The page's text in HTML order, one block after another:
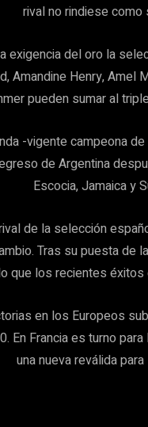
rival no rindiese como
exigencia del oro la
Amandine Henry, Amel
pueden sumar al
-vigente campeona
de Argentina
Escocia, Jamaica y
de la selección
Tras su puesta de
que los recientes
en los Europeos
En Francia es turno
una nueva reválida